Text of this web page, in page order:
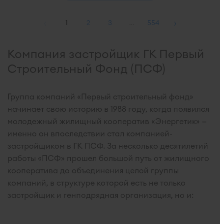
1 2 3 554 ›
Компания застройщик ГК Первый
Строительный Фонд (ПСФ)
Группа компаний «Первый строительный фонд»
начинает свою историю в 1988 году, когда появился
молодежный жилищный кооператив «Энергетик» —
именно он впоследствии стал компанией-
застройщиком в ГК ПСФ. За несколько десятилетий
работы «ПСФ» прошел большой путь от жилищного
кооператива до объединения целой группы
компаний, в структуре которой есть не только
застройщик и генподрядная организация, но и: